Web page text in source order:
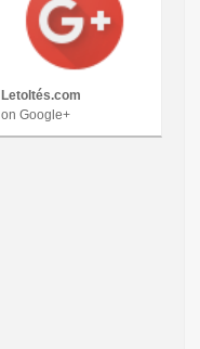
Letoltés.com
on Google+